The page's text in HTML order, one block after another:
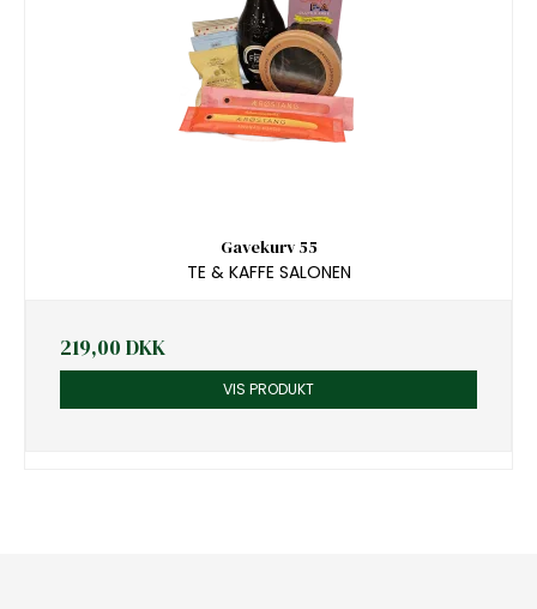
Gavekurv 55
TE & KAFFE SALONEN
219,00 DKK
VIS PRODUKT